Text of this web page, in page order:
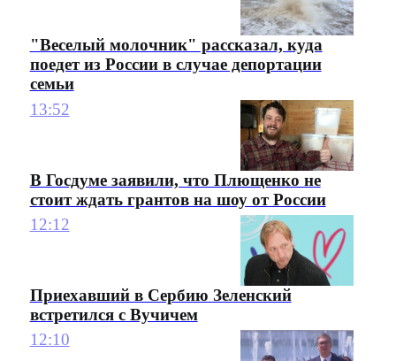
"Веселый молочник" рассказал, куда
поедет из России в случае депортации
семьи
13:52
В Госдуме заявили, что Плющенко не
стоит ждать грантов на шоу от России
12:12
Приехавший в Сербию Зеленский
встретился с Вучичем
12:10